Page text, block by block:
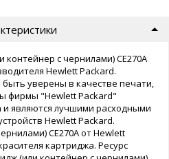
с чернилами) CE270A
Hewlett Packard.
быть уверены в качестве печати,
фирмы "Hewlett Packard"
и являются лучшими расходными
Hewlett Packard.
CE270A от Hewlett
картриджа. Ресурс